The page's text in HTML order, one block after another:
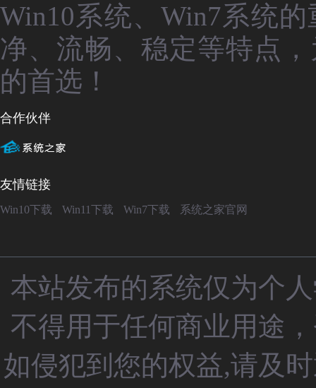
Win10系统、Win7系统
净、流畅、稳定等特点
的首选！
合作伙伴
友情链接
Win10下载 Win11下载 Win7下载 系统之家官网
本站发布的系统仅为个
不得用于任何商业用途
如侵犯到您的权益,请及